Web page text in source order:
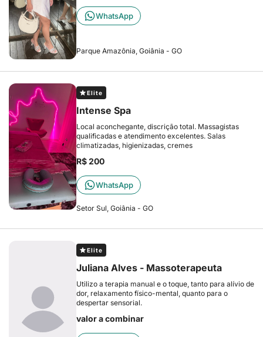
WhatsApp
Parque Amazônia, Goiânia - GO
Elite
Intense Spa
Local aconchegante, discrição total. Massagistas
qualificadas e atendimento excelentes. Salas
climatizadas, higienizadas, cremes
R$ 200
WhatsApp
Setor Sul, Goiânia - GO
Elite
Juliana Alves - Massoterapeuta
Utilizo a terapia manual e o toque, tanto para alívio de
dor, relaxamento físico-mental, quanto para o
despertar sensorial.
valor a combinar